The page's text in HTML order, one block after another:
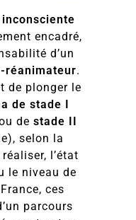
encadré,
d’un
réanimateur.
de plonger le
de stade I
de stade II
selon la
l’état
le niveau de
ces
parcours